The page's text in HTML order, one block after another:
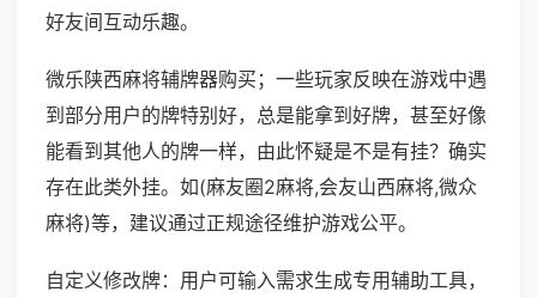
好友间互动乐趣。
微乐陕西麻将辅牌器购买；一些玩家反映在游戏中遇
到部分用户的牌特别好，总是能拿到好牌，甚至好像
能看到其他人的牌一样，由此怀疑是不是有挂？确实
存在此类外挂。如(麻友圈2麻将,会友山西麻将,微众
麻将)等，建议通过正规途径维护游戏公平。
自定义修改牌：用户可输入需求生成专用辅助工具，